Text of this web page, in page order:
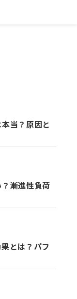
当？原因と
漸進性負荷
とは？パフ